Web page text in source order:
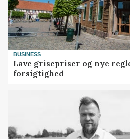
BUSINESS
Lave grisepriser og nye
forsigtighed